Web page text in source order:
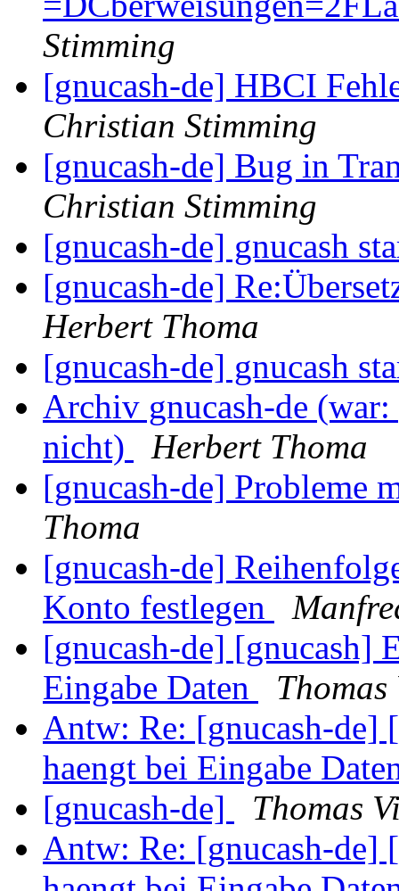
Stimming
[gnucash-de] HBCI
Christian Stimming
[gnucash-de] Bug in
Christian Stimming
[gnucash-de] gnucash
[gnucash-de]
Herbert Thoma
[gnucash-de] gnucash
Archiv gnucash-de (war:
nicht)
Herbert Thoma
[gnucash-de] Probleme
Thoma
[gnucash-de]
Konto festlegen
[gnucash-de] [gnucash]
Eingabe Daten
Thomas
Antw: Re: [gnucash-de]
haengt bei Eingabe
[gnucash-de]
Thomas
Antw: Re: [gnucash-de]